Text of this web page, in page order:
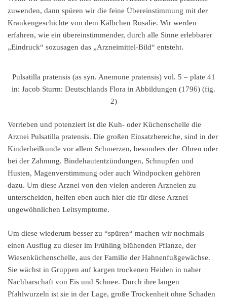
zuwenden, dann spüren wir die feine Übereinstimmung mit der
Krankengeschichte von dem Kälbchen Rosalie. Wir werden
erfahren, wie ein übereinstimmender, durch alle Sinne erlebbarer
„Eindruck“ sozusagen das „Arzneimittel-Bild“ entsteht.
Pulsatilla pratensis (as syn. Anemone pratensis) vol. 5 – plate 41
in: Jacob Sturm: Deutschlands Flora in Abbildungen (1796) (fig.
2)
Verrieben und potenziert ist die Kuh- oder Küchenschelle die
Arznei Pulsatilla pratensis. Die großen Einsatzbereiche, sind in der
Kinderheilkunde vor allem Schmerzen, besonders der Ohren oder
bei der Zahnung. Bindehautentzündungen, Schnupfen und
Husten, Magenverstimmung oder auch Windpocken gehören
dazu. Um diese Arznei von den vielen anderen Arzneien zu
unterscheiden, helfen eben auch hier die für diese Arznei
ungewöhnlichen Leitsymptome.
Um diese wiederum besser zu “spüren“ machen wir nochmals
einen Ausflug zu dieser im Frühling blühenden Pflanze, der
Wiesenküchenschelle, aus der Familie der Hahnenfußgewächse.
Sie wächst in Gruppen auf kargen trockenen Heiden in naher
Nachbarschaft von Eis und Schnee. Durch ihre langen
Pfahlwurzeln ist sie in der Lage, große Trockenheit ohne Schaden